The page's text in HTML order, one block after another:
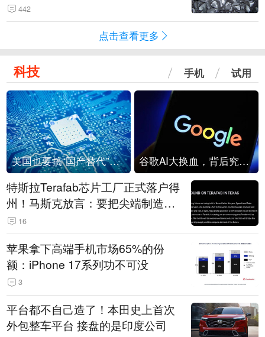
442
点击查看更多
科技 手机 试用
美国也要搞“国产替代”？先算清三笔账 谷歌AI大换血，背后究竟发生了什么？
特斯拉Terafab芯片工厂正式落户得
州！马斯克放言：要把尖端制造带
回美国
16
苹果拿下高端手机市场65%的份
额：iPhone 17系列功不可没
3
平台都不自己造了！本田史上首次
外包整车平台 接盘的是印度公司